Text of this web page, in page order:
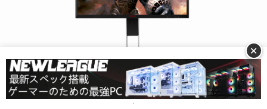
とにかく安い240Hzモニターが欲しいなら「AOC
+